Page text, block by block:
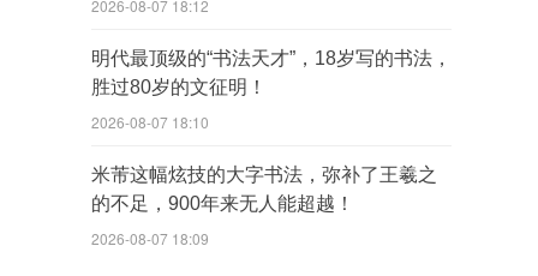
2026-08-07 18:12
明代最顶级的“书法天才”，18岁写的书法，
胜过80岁的文征明！
2026-08-07 18:10
米芾这幅炫技的大字书法，弥补了王羲之
的不足，900年来无人能超越！
2026-08-07 18:09